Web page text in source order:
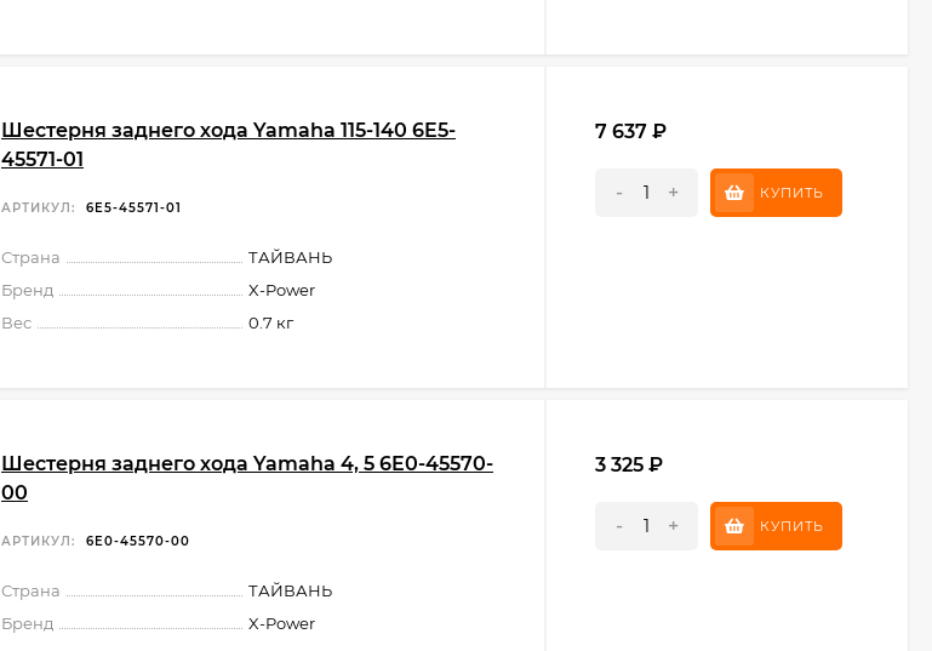
Шестерня заднего хода Yamaha 115-140 6E5-
45571-01
АРТИКУЛ: 6E5-45571-01
Страна
ТАЙВАНЬ
Бренд
X-Power
Вес
0.7 кг
7 637 ₽
- + КУПИТЬ
Шестерня заднего хода Yamaha 4, 5 6E0-45570-
00
АРТИКУЛ: 6E0-45570-00
Страна
ТАЙВАНЬ
Бренд
X-Power
3 325 ₽
- + КУПИТЬ